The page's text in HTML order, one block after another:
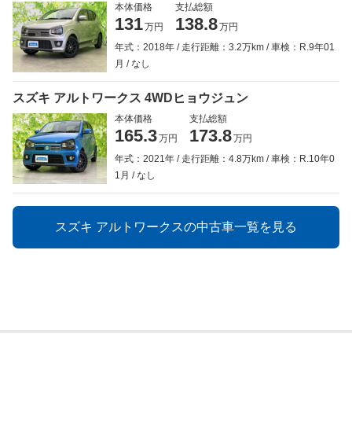
本体価格
131万円
支払総額
138.8万円
年式：2018年
走行距離：3.2万km
車検：R.9年01
月
なし
スズキ アルトワークス 4WDヒョウジュン
本体価格
165.3万円
支払総額
173.8万円
年式：2021年
走行距離：4.8万km
車検：R.10年0
1月
なし
スズキ アルトワークスの中古車一覧を見る